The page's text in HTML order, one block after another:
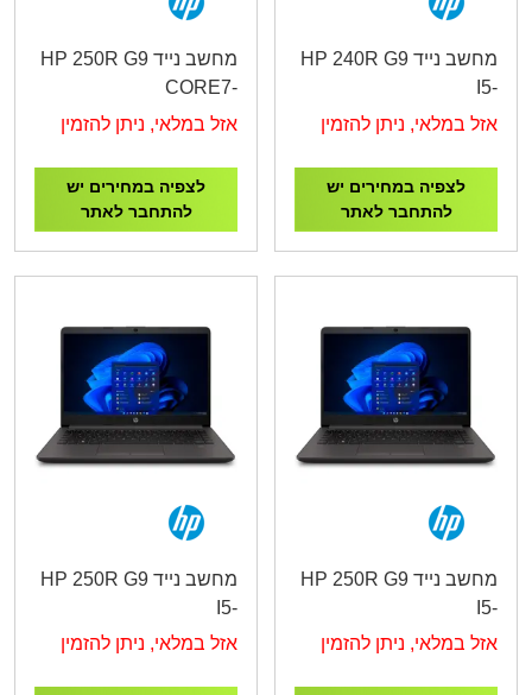
מחשב נייד HP 240R G9
I5-
1334U/8G/512G/14"/3YW
אזל במלאי, ניתן להזמין
לצפיה במחירים יש
להתחבר לאתר
מחשב נייד HP 250R G9
CORE7-
150U/16G/512G/15.6"/3Y
אזל במלאי, ניתן להזמין
לצפיה במחירים יש
להתחבר לאתר
מחשב נייד HP 250R G9
I5-
1334U/8G/512G/15.6"/3Y
אזל במלאי, ניתן להזמין
מחשב נייד HP 250R G9
I5-
1334U/8G/256G/15.6"/3Y
אזל במלאי, ניתן להזמין